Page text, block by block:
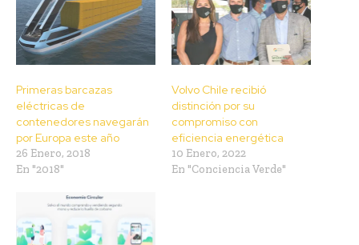
Primeras barcazas
eléctricas de
contenedores navegarán
por Europa este año
26 Enero, 2018
En "2018"
Volvo Chile recibió
distinción por su
compromiso con
eficiencia energética
10 Enero, 2022
En "Conciencia Verde"